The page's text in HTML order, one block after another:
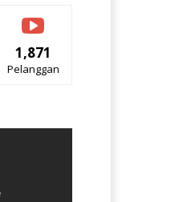
1,871
Pelanggan